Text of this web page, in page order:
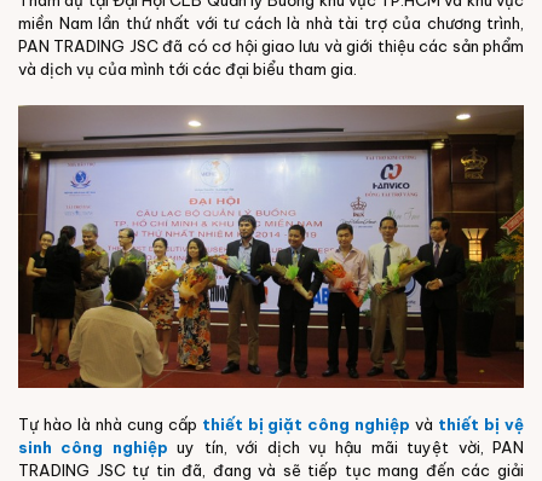
miền Nam lần thứ nhất với tư cách là nhà tài trợ của chương trình,
PAN TRADING JSC đã có cơ hội giao lưu và giới thiệu các sản phẩm
và dịch vụ của mình tới các đại biểu tham gia.
Tự hào là nhà cung cấp thiết bị giặt công nghiệp và thiết bị vệ
sinh công nghiệp uy tín, với dịch vụ hậu mãi tuyệt vời, PAN
TRADING JSC tự tin đã, đang và sẽ tiếp tục mang đến các giải